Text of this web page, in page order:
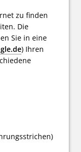
zu finden
Die
Sie in eine
) Ihren